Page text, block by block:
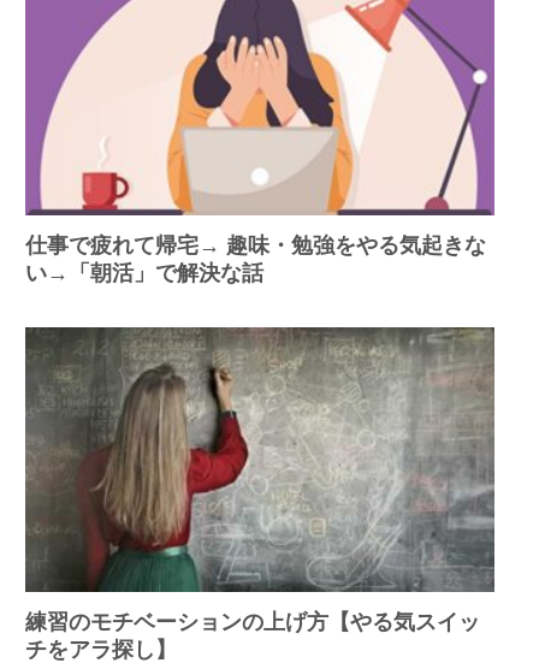
仕事で疲れて帰宅→ 趣味・勉強をやる気起きな
い→「朝活」で解決な話
練習のモチベーションの上げ方【やる気スイッ
チをアラ探し】